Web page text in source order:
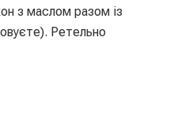
з маслом разом із
Ретельно